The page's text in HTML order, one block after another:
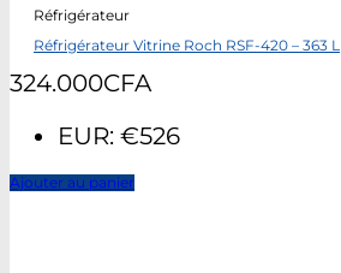
Réfrigérateur
Réfrigérateur Vitrine Roch RSF-420 – 363 L
324.000CFA
EUR: €526
Ajouter au panier